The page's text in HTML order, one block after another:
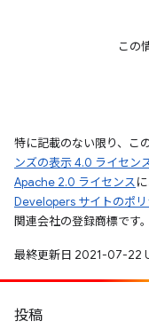
この
特に記載のない限り、こ
ンズの表示 4.0 ライセン
Apache 2.0 ライセンス
Developers サイトのポリ
関連会社の登録商標です。
最終更新日 2021-07-22
投稿